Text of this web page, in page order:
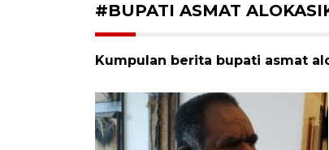
#BUPATI ASMAT
Kumpulan berita bupati asmat